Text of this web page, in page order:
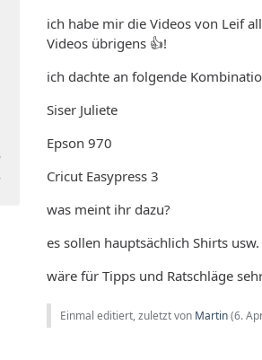
ich habe mir die Videos von Leif
Videos übrigens 👍!
ich dachte an folgende
Siser Juliete
Epson 970
Cricut Easypress 3
was meint ihr dazu?
es sollen hauptsächlich Shirts
wäre für Tipps und Ratschläge
Einmal editiert, zuletzt von Martin(6.